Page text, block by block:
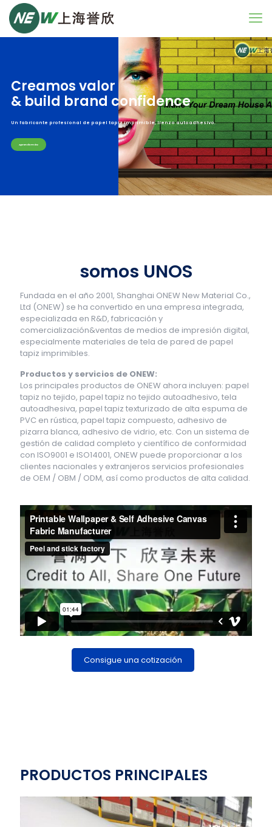
Creamos valor
& build brand confidence
Un fabricante profesional de papel tapiz imprimible, lienzo autoadhesivo.
Aprende más
somos UNOS
Fundada en el año 2001, Shanghai ONEW New Material Co.,
Ltd (ONEW) se ha convertido en una empresa integrada,
especializada en R&D, fabricación y
comercialización&ventas de medios de impresión digital,
especialmente materiales de tela de pared de papel
tapiz imprimibles.
Productos y servicios de ONEW:
Los principales productos de ONEW ahora incluyen: papel
tapiz no tejido, papel tapiz no tejido autoadhesivo, tela
autoadhesiva, papel tapiz texturizado de alta espuma de
PVC en rústica, papel tapiz compuesto, adhesivo de
pizarra blanca, adhesivo de vidrio, etc. Con un sistema de
gestión de calidad completo y científico de conformidad
con ISO9001 e ISO14001, ONEW puede proporcionar a los
clientes nacionales y extranjeros servicios profesionales
de OEM / OBM / ODM, así como productos de alta calidad.
Consigue una cotización
PRODUCTOS PRINCIPALES